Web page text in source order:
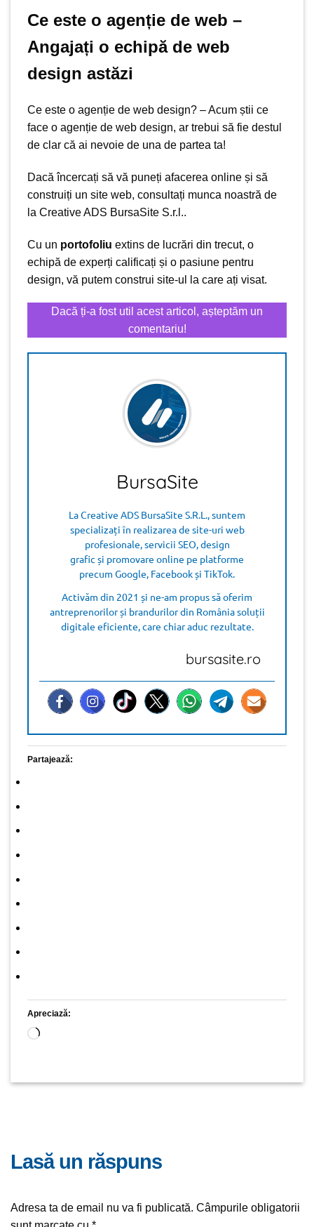
Ce este o agenție de web –
Angajați o echipă de web
design astăzi
Ce este o agenție de web design? – Acum știi ce
face o agenție de web design, ar trebui să fie destul
de clar că ai nevoie de una de partea ta!
Dacă încercați să vă puneți afacerea online și să
construiți un site web, consultați munca noastră de
la Creative ADS BursaSite S.r.l..
Cu un portofoliu extins de lucrări din trecut, o
echipă de experți calificați și o pasiune pentru
design, vă putem construi site-ul la care ați visat.
Dacă ți-a fost util acest articol, așteptăm un
comentariu!
BursaSite
La Creative ADS BursaSite S.R.L., suntem
specializați în realizarea de site-uri web
profesionale, servicii SEO, design
grafic și promovare online pe platforme
precum Google, Facebook și TikTok.
Activăm din 2021 și ne-am propus să oferim
antreprenorilor și brandurilor din România soluții
digitale eficiente, care chiar aduc rezultate.
bursasite.ro
Partajează:
Apreciază:
Încarc...
lasă un răspuns
Adresa ta de email nu va fi publicată. Câmpurile obligatorii